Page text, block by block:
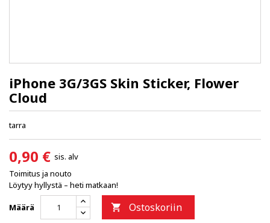
iPhone 3G/3GS Skin Sticker, Flower
Cloud
tarra
0,90 € sis. alv
Toimitus ja nouto
Löytyy hyllystä – heti matkaan!
Määrä  Ostoskoriin